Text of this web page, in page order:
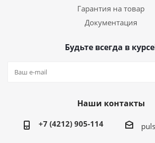
Гарантия на товар
Документация
Будьте всегда в
Наши контакты
+7 (4212) 905-114